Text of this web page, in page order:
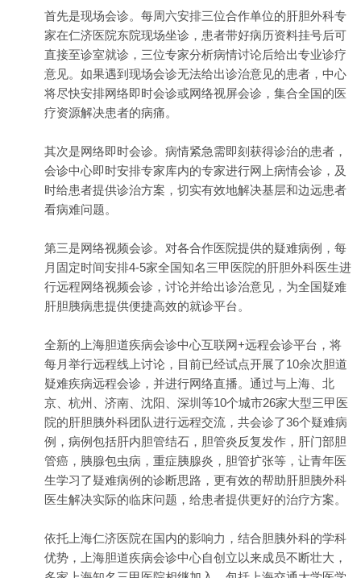
首先是现场会诊。每周六安排三位合作单位的肝胆外科专
家在仁济医院东院现场坐诊，患者带好病历资料挂号后可
直接至诊室就诊，三位专家分析病情讨论后给出专业诊疗
意见。如果遇到现场会诊无法给出诊治意见的患者，中心
将尽快安排网络即时会诊或网络视屏会诊，集合全国的医
疗资源解决患者的病痛。
其次是网络即时会诊。病情紧急需即刻获得诊治的患者，
会诊中心即时安排专家库内的专家进行网上病情会诊，及
时给患者提供诊治方案，切实有效地解决基层和边远患者
看病难问题。
第三是网络视频会诊。对各合作医院提供的疑难病例，每
月固定时间安排4-5家全国知名三甲医院的肝胆外科医生进
行远程网络视频会诊，讨论并给出诊治意见，为全国疑难
肝胆胰病患提供便捷高效的就诊平台。
全新的上海胆道疾病会诊中心互联网+远程会诊平台，将
每月举行远程线上讨论，目前已经试点开展了10余次胆道
疑难疾病远程会诊，并进行网络直播。通过与上海、北
京、杭州、济南、沈阳、深圳等10个城市26家大型三甲医
院的肝胆胰外科团队进行远程交流，共会诊了36个疑难病
例，病例包括肝内胆管结石，胆管炎反复发作，肝门部胆
管癌，胰腺包虫病，重症胰腺炎，胆管扩张等，让青年医
生学习了疑难病例的诊断思路，更有效的帮助肝胆胰外科
医生解决实际的临床问题，给患者提供更好的治疗方案。
依托上海仁济医院在国内的影响力，结合胆胰外科的学科
优势，上海胆道疾病会诊中心自创立以来成员不断壮大，